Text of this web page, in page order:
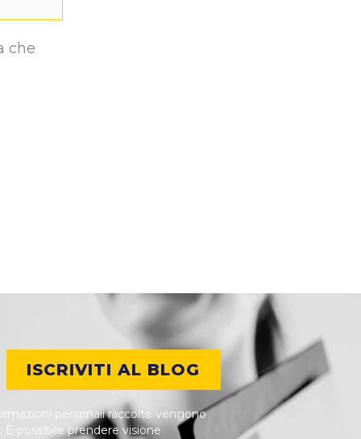
che
ISCRIVITI AL BLOG
personali raccolte vengono
possibile prendere visione